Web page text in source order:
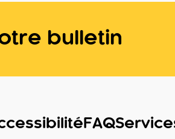
bulletin
FAQ